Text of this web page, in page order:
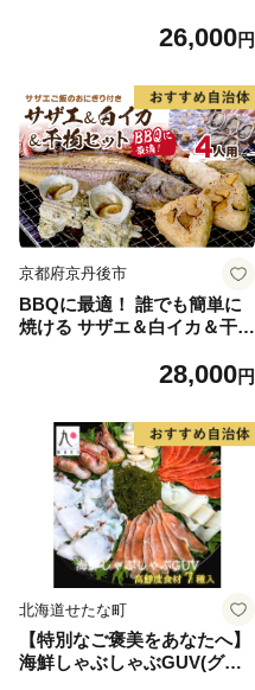
26,000円
京都府京丹後市
BBQに最適！ 誰でも簡単に
焼ける サザエ＆白イカ＆干物
ぎり付き 4人用 ※万能ダシ付
28,000円
北海道せたな町
【特別なご褒美をあなたへ】
海鮮しゃぶしゃぶGUV(グレ